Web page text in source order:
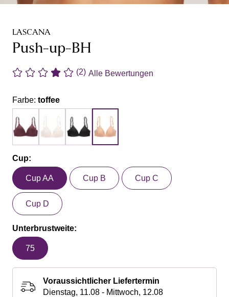
LASCANA
Push-up-BH
(2) Alle Bewertungen
Farbe: toffee
Cup:
Cup AA Cup B Cup C
Cup D
Unterbrustweite:
75
Voraussichtlicher Liefertermin
Dienstag, 11.08 - Mittwoch, 12.08